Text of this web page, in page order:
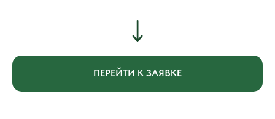
ПЕРЕЙТИ К ЗАЯВКЕ